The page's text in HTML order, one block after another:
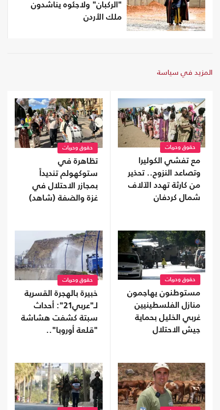
"الركبان" ولاجئوه يناشدون
ملك الأردن
المزيد في سياسة
حقوق وحريات
مع تفشي الكوليرا
وتصاعد النزوح.. تحذير
من كارثة تهدد الآلاف
شمال كردفان
حقوق وحريات
تظاهرة في
ستوكهولم تنديداً
بمجازر الاحتلال في
غزة والضفة (شاهد)
حقوق وحريات
مستوطنون يهاجمون
منازل الفلسطينيين
غربي الخليل بحماية
جيش الاحتلال
حقوق وحريات
خبيرة بالهجرة القسرية
لـ"عربي21": أحداث
سبتة كشفت هشاشة
"قلعة أوروبا"..